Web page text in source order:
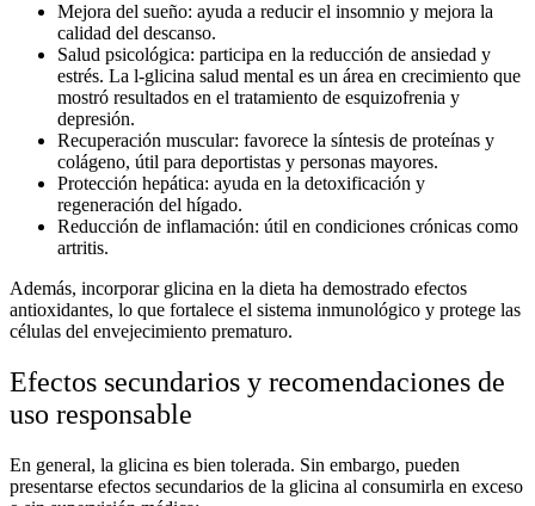
Mejora del sueño: ayuda a reducir el insomnio y mejora la
calidad del descanso.
Salud psicológica: participa en la reducción de ansiedad y
estrés. La l-glicina salud mental es un área en crecimiento que
mostró resultados en el tratamiento de esquizofrenia y
depresión.
Recuperación muscular: favorece la síntesis de proteínas y
colágeno, útil para deportistas y personas mayores.
Protección hepática: ayuda en la detoxificación y
regeneración del hígado.
Reducción de inflamación: útil en condiciones crónicas como
artritis.
Además, incorporar glicina en la dieta ha demostrado efectos
antioxidantes, lo que fortalece el sistema inmunológico y protege las
células del envejecimiento prematuro.
Efectos secundarios y recomendaciones de
uso responsable
En general, la glicina es bien tolerada. Sin embargo, pueden
presentarse efectos secundarios de la glicina al consumirla en exceso